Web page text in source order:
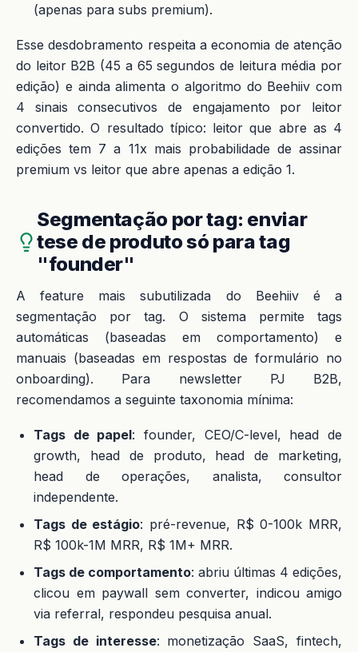
(apenas para subs premium).
Esse desdobramento respeita a economia de atenção
do leitor B2B (45 a 65 segundos de leitura média por
edição) e ainda alimenta o algoritmo do Beehiiv com
4 sinais consecutivos de engajamento por leitor
convertido. O resultado típico: leitor que abre as 4
edições tem 7 a 11x mais probabilidade de assinar
premium vs leitor que abre apenas a edição 1.
Segmentação por tag: enviar
tese de produto só para tag
"founder"
A feature mais subutilizada do Beehiiv é a
segmentação por tag. O sistema permite tags
automáticas (baseadas em comportamento) e
manuais (baseadas em respostas de formulário no
onboarding). Para newsletter PJ B2B,
recomendamos a seguinte taxonomia mínima:
Tags de papel: founder, CEO/C-level, head de
growth, head de produto, head de marketing,
head de operações, analista, consultor
independente.
Tags de estágio: pré-revenue, R$ 0-100k MRR,
R$ 100k-1M MRR, R$ 1M+ MRR.
Tags de comportamento: abriu últimas 4 edições,
clicou em paywall sem converter, indicou amigo
via referral, respondeu pesquisa anual.
Tags de interesse: monetização SaaS, fintech,